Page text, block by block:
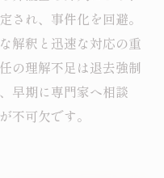
され、事件化を回避。
解釈と迅速な対応の重
の理解不足は退去強制
早期に専門家へ相談
不可欠です。